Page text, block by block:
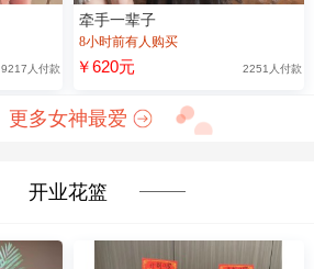
9217人付款
牵手一辈子
8小时前有人购买
￥620元 2251人付款
更多女神最爱
开业花篮